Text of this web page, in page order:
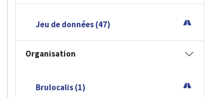
Jeu de données (47)
Organisation
Brulocalis (1)